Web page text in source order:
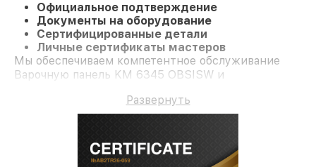
Официальное подтверждение
Документы на оборудование
Сертифицированные детали
Личные сертификаты мастеров
Мы обеспечиваем компетентное обслуживание
Варочную панель KM 6345 OBSISW и
Развернуть